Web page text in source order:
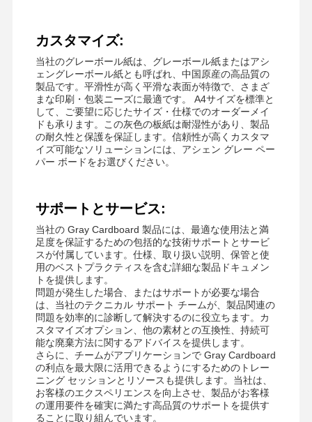
カスタマイズ:
当社のグレーボール紙は、グレーボール紙またはアシ
ェングレーボール紙とも呼ばれ、中国原産の高品質の
製品です。平滑性が高く平滑な表面が特徴で、さまざ
まな印刷・包装ニーズに最適です。 A4サイズを標準と
して、ご要望に応じたサイズ・仕様でのオーダーメイ
ドも承ります。この灰色の板紙は耐湿性があり、製品
の耐久性と保護を保証します。信頼性が高くカスタマ
イズ可能なソリューションには、アシェン グレー ペー
パー ボードをお選びください。
サポートとサービス:
当社の Gray Cardboard 製品には、最適な使用法と満
足度を保証するための包括的な技術サポートとサービ
スが付属しています。仕様、取り扱い説明、保管と使
用のベストプラクティスを含む詳細な製品ドキュメン
トを提供します。
問題が発生した場合、またはサポートが必要な場合
は、当社のテクニカル サポート チームが、製品関連の
問題を効率的に診断して解決するのに役立ちます。カ
スタマイズオプション、他の素材との互換性、持続可
能な廃棄方法に関するアドバイスを提供します。
さらに、チームがアプリケーションで Gray Cardboard
の利点を最大限に活用できるようにするためのトレー
ニング セッションとリソースも提供します。当社は、
お客様のエクスペリエンスを向上させ、製品がお客様
の運用要件を確実に満たす高品質のサポートを提供す
ることに取り組んでいます。